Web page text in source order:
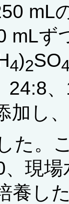
mL
mLず
4)2SO
24:8
加し
た。
、現
養し